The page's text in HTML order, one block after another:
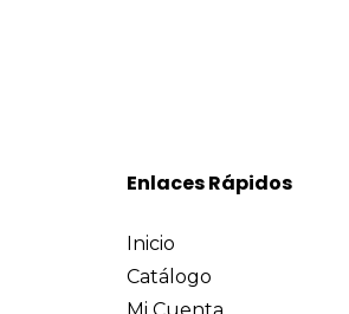
Enlaces Rápidos
Inicio
Catálogo